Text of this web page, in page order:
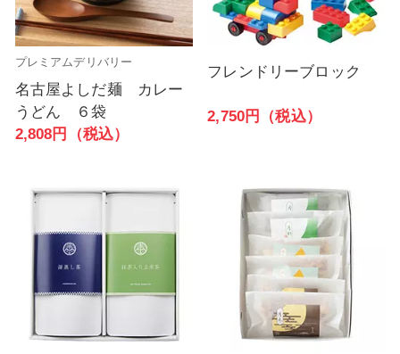
プレミアムデリバリー
名古屋よしだ麺 カレー
うどん ６袋
2,808円（税込）
フレンドリーブロック
2,750円（税込）